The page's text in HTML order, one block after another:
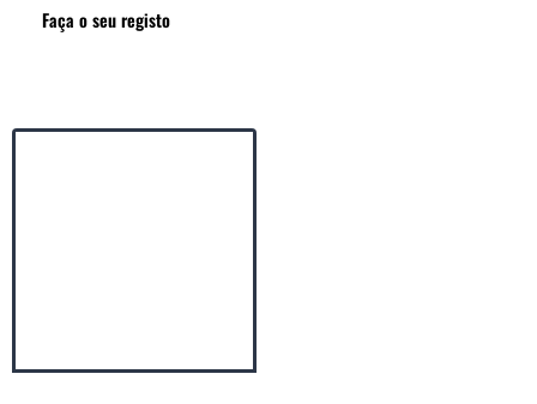
Faça o seu registo